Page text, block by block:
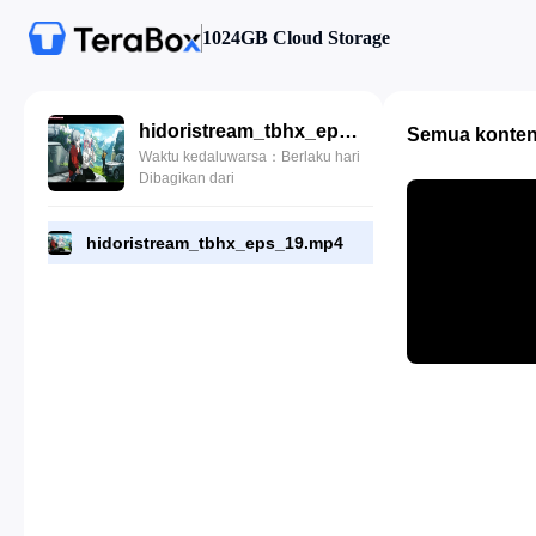
1024GB Cloud Storage
hidoristream_tbhx_eps_19.mp4
Waktu kedaluwarsa：Berlaku hari
Dibagikan dari
hidoristream_tbhx_eps_19.mp4
Semua